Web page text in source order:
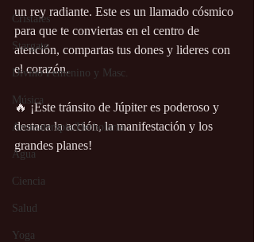
Cristales
Stargate
Divino Femenino y Masc.
Música
Aromaterapia/Herbolaria
Agua
Ciencia
Salud
Yoga
un rey radiante. Este es un llamado cósmico
para que te conviertas en el centro de
atención, compartas tus dones y lideres con
el corazón.
🔥 ¡Este tránsito de Júpiter es poderoso y
destaca la acción, la manifestación y los
grandes planes!